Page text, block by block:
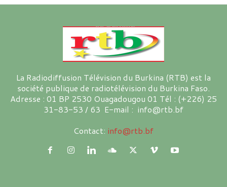
La Radiodiffusion Télévision du Burkina (RTB) est la
société publique de radiotélévision du Burkina Faso.
Adresse : 01 BP 2530 Ouagadougou 01 Tél : (+226) 25
31-83-53 / 63 E-mail : info@rtb.bf
Contact: info@rtb.bf